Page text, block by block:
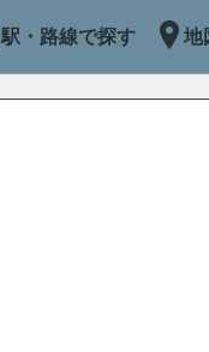
駅・路線で探す 地